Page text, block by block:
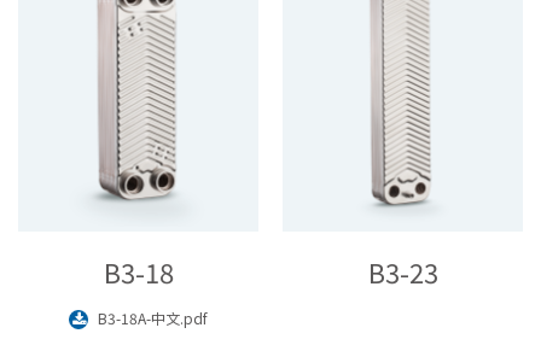
B3-18
B3-18A-中文.pdf
B3-23